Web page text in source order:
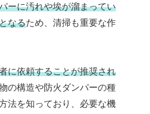
ーに汚れや埃が溜まってい
なるため、清掃も重要な作
に依頼することが推奨され
の構造や防火ダンパーの種
法を知っており、必要な機